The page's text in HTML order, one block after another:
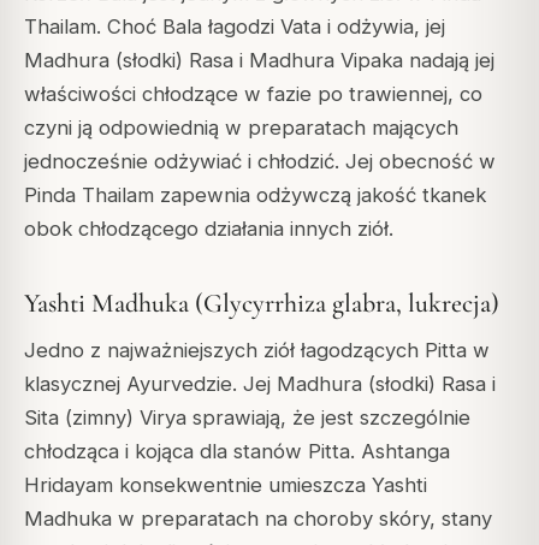
Thailam. Choć Bala łagodzi Vata i odżywia, jej
Madhura (słodki) Rasa i Madhura Vipaka nadają jej
właściwości chłodzące w fazie po trawiennej, co
czyni ją odpowiednią w preparatach mających
jednocześnie odżywiać i chłodzić. Jej obecność w
Pinda Thailam zapewnia odżywczą jakość tkanek
obok chłodzącego działania innych ziół.
Yashti Madhuka (Glycyrrhiza glabra, lukrecja)
Jedno z najważniejszych ziół łagodzących Pitta w
klasycznej Ayurvedzie. Jej Madhura (słodki) Rasa i
Sita (zimny) Virya sprawiają, że jest szczególnie
chłodząca i kojąca dla stanów Pitta. Ashtanga
Hridayam konsekwentnie umieszcza Yashti
Madhuka w preparatach na choroby skóry, stany